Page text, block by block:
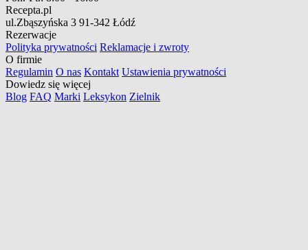
Recepta.pl
ul.Zbąszyńska 3 91-342 Łódź
Rezerwacje
Polityka prywatności Reklamacje i zwroty
O firmie
Regulamin O nas Kontakt Ustawienia prywatności
Dowiedz się więcej
Blog FAQ Marki Leksykon Zielnik